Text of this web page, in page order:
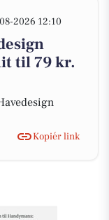
2026 12:10
til 79 kr.
Kopiér link